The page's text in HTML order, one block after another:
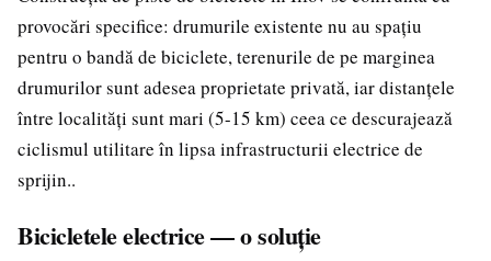
provocări specifice: drumurile existente nu au spațiu
pentru o bandă de biciclete, terenurile de pe marginea
drumurilor sunt adesea proprietate privată, iar distanțele
între localități sunt mari (5-15 km) ceea ce descurajează
ciclismul utilitare în lipsa infrastructurii electrice de
sprijin..
Bicicletele electrice — o soluție